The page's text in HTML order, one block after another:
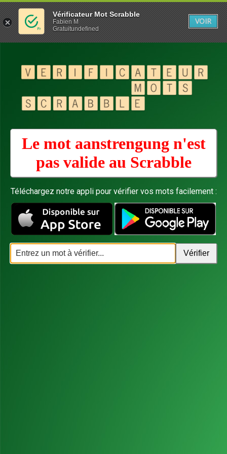
Le mot aanstrengung n'est
pas valide au Scrabble
Téléchargez notre appli pour vérifier vos mots facilement :
Vérificateur Mot Scrabble
Fabien M
Gratuitundefined
VOIR